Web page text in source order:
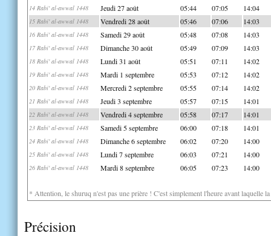
14 Rabi' al-awwal 1448 Jeudi 27 août 05:44 07:05 14:04
15 Rabi' al-awwal 1448 Vendredi 28 août 05:46 07:06 14:03
16 Rabi' al-awwal 1448 Samedi 29 août 05:48 07:08 14:03
17 Rabi' al-awwal 1448 Dimanche 30 août 05:49 07:09 14:03
18 Rabi' al-awwal 1448 Lundi 31 août 05:51 07:11 14:02
19 Rabi' al-awwal 1448 Mardi 1 septembre 05:53 07:12 14:02
20 Rabi' al-awwal 1448 Mercredi 2 septembre 05:55 07:14 14:02
21 Rabi' al-awwal 1448 Jeudi 3 septembre 05:57 07:15 14:01
22 Rabi' al-awwal 1448 Vendredi 4 septembre 05:58 07:17 14:01
23 Rabi' al-awwal 1448 Samedi 5 septembre 06:00 07:18 14:01
24 Rabi' al-awwal 1448 Dimanche 6 septembre 06:02 07:20 14:00
25 Rabi' al-awwal 1448 Lundi 7 septembre 06:03 07:21 14:00
26 Rabi' al-awwal 1448 Mardi 8 septembre 06:05 07:23 14:00
* Attention, le shuruq n'est pas une prière ! C'est simplement l'heure avant laquelle
Précision